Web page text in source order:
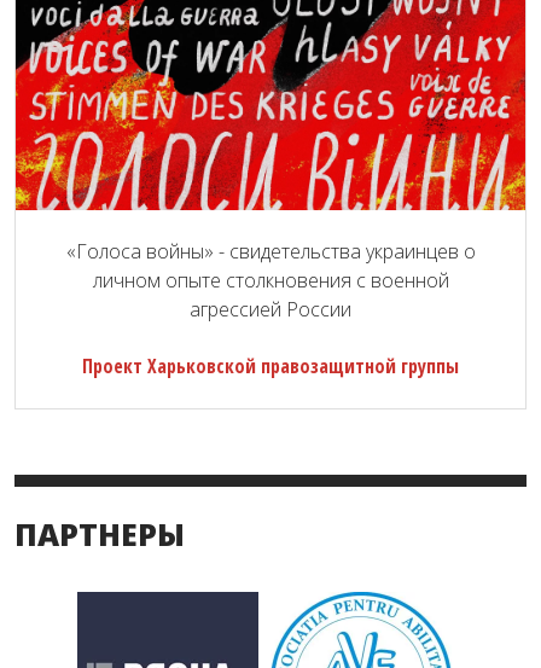
«Голоса войны» - свидетельства украинцев о
личном опыте столкновения с военной
агрессией России
Проект Харьковской правозащитной группы
ПАРТНЕРЫ